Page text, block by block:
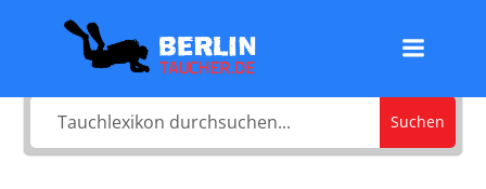
Inhalt
springen
Was sucht du?
Suchen